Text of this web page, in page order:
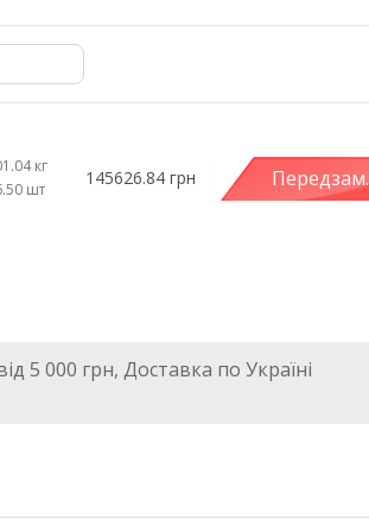
кг
шт
145626.84 грн Передзам.
5 000 грн, Доставка по Україні